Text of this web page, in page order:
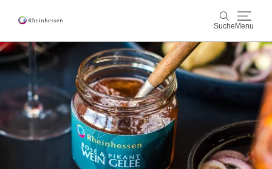
Suche Menu
Suche
Wein & Genuss
Aktiv & Natur
Kultur & Städte
Veranstaltungen